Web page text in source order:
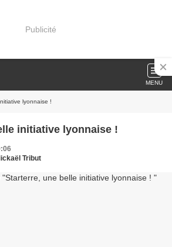
Publicité
MENU
lyonnaise !
initiative lyonnaise !
Tribut